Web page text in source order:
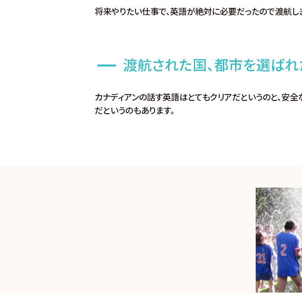
将来やりたい仕事で、英語が絶対に必要だったので渡航し
渡航された国、都市を選ば
カナディアンの話す英語はとてもクリアだというのと、安
だというのもあります。